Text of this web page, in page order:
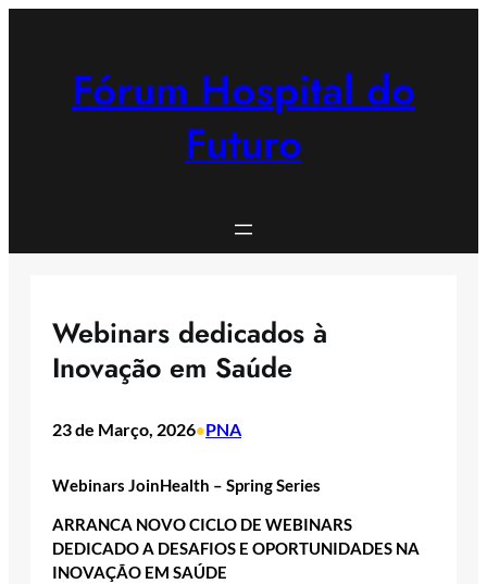
Fórum Hospital do
Futuro
Webinars dedicados à
Inovação em Saúde
23 de Março, 2026•PNA
Webinars JoinHealth – Spring Series
ARRANCA NOVO CICLO DE WEBINARS
DEDICADO A DESAFIOS E OPORTUNIDADES NA
INOVAÇÃO EM SAÚDE